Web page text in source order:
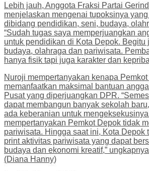
Lebih jauh, Anggota Fraksi Partai
menjelaskan mengenai tupoksinya
dibidang pendidikan, seni, budaya,
“Sudah tugas saya memperjuangkan
untuk pendidikan di Kota Depok. Begitu
budaya, olahraga dan pariwisata.
hanya fisik tapi juga karakter dan
Nuroji mempertanyakan kenapa
memanfaatkan maksimal bantuan
Pusat yang diperjuangkan DPR.
dapat membangun banyak sekolah
ada keberanian untuk
mempertanyakan Pemkot Depok tidak
pariwisata. Hingga saat ini, Kota Depok
print aktivitas pariwisata yang dapat
budaya dan ekonomi kreatif,”
(Diana Hanny)